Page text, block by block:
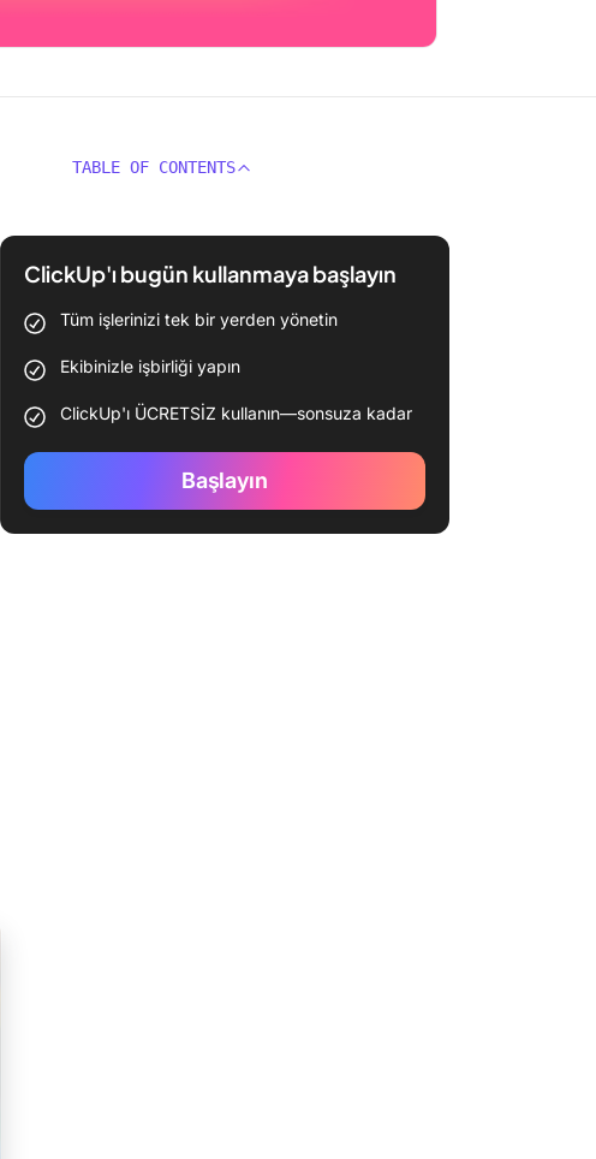
TABLE OF CONTENTS
ClickUp'ı bugün kullanmaya başlayın
Tüm işlerinizi tek bir yerden yönetin
Ekibinizle işbirliği yapın
ClickUp'ı ÜCRETSİZ kullanın—sonsuza kadar
Başlayın